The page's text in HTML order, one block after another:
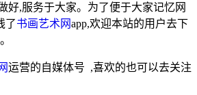
好,服务于大家。为了便于大家记忆网
了书画艺术网app,欢迎本站的用户去下
运营的自媒体号 ,喜欢的也可以去关注